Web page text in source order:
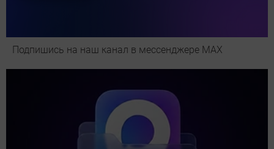
Подпишись на наш канал в мессенджере МАХ